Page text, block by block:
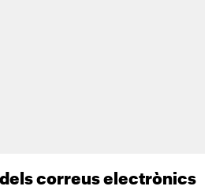
correus electrònics